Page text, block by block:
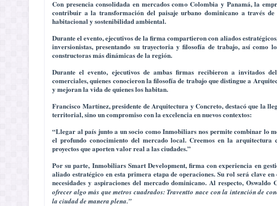
Con presencia consolidada en mercados como Colombia y Panamá, la
contribuir a la transformación del paisaje urbano dominicano a través
habitacional y sostenibilidad ambiental.
Durante el evento, ejecutivos de la firma compartieron con aliados
inversionistas, presentando su trayectoria y filosofía de trabajo, así como
constructoras más dinámicas de la región.
Durante el evento, ejecutivos de ambas firmas recibieron a invitados
comerciales, quienes conocieron la filosofía de trabajo que distingue a
y mejoran la vida de quienes los habitan.
Francisco Martínez, presidente de Arquitectura y Concreto, destacó que la
territorial, sino un compromiso con la excelencia en nuevos contextos:
“Llegar al país junto a un socio como Inmobiliars nos permite combinar lo
el profundo conocimiento del mercado local. Creemos en la
proyectos que aporten valor real a las ciudades.”
Por su parte, Inmobiliars Smart Development, firma con experiencia en
aliado estratégico en esta primera etapa de operaciones. Su rol será clave
necesidades y aspiraciones del mercado dominicano. Al respecto, Oswaldo
ofrecer algo más que metros cuadrados: Traventto nace con la intención de
la ciudad de manera plena.”